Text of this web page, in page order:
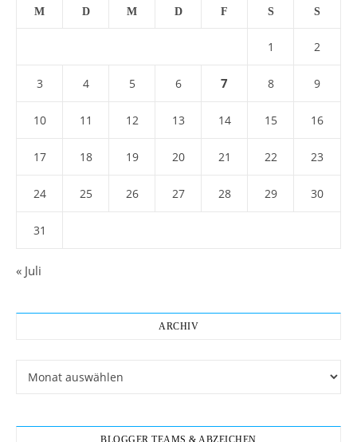
M D M D F S S
1 2
3 4 5 6 7 8 9
10 11 12 13 14 15 16
17 18 19 20 21 22 23
24 25 26 27 28 29 30
31
« Juli
ARCHIV